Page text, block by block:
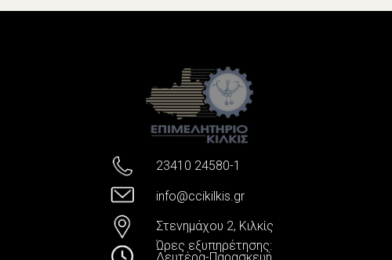
23410 24580-1
info@ccikilkis.gr
Στενημάχου 2, Κιλκίς
Ώρες εξυπηρέτησης: